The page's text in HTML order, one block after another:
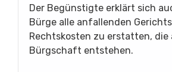
Der Begünstigte erklärt sich
Bürge alle anfallenden
Rechtskosten zu erstatten,
Bürgschaft entstehen.